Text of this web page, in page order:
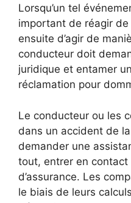
Lorsqu’un tel
important de réagir
ensuite d’agir de
conducteur doit
juridique et entamer
réclamation pour
Le conducteur ou les
dans un accident de
demander une
tout, entrer en contact
d’assurance. Les
le biais de leurs